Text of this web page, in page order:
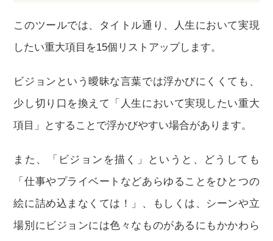
このツールでは、タイトル通り、人生において実現
したい重大項目を15個リストアップします。
ビジョンという曖昧な言葉では浮かびにくくても、
少し切り口を換えて「人生において実現したい重大
項目」とすることで浮かびやすい場合があります。
また、「ビジョンを描く」というと、どうしても
「仕事やプライベートなどあらゆることをひとつの
絵に詰め込まなくては！」、もしくは、シーンや立
場別にビジョンには色々なものがあるにもかかわら